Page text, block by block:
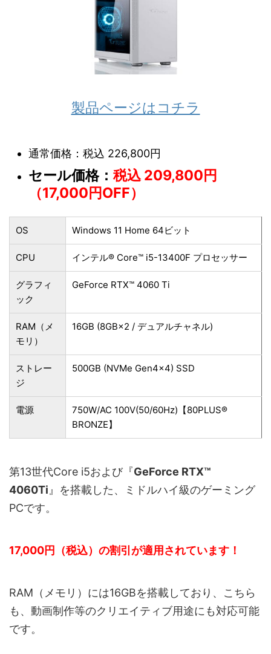
製品ページはコチラ
通常価格：税込 226,800円
セール価格： 税込 209,800円
（17,000円OFF）
OS Windows 11 Home 64ビット
CPU インテル® Core™ i5-13400F プロセッサー
グラフィ
ック
GeForce RTX™ 4060 Ti
RAM（メ
モリ）
16GB (8GB×2 / デュアルチャネル)
ストレー
ジ
500GB (NVMe Gen4×4) SSD
電源
750W/AC 100V(50/60Hz)【80PLUS®
BRONZE】
第13世代Core i5および『GeForce RTX™
4060Ti 』を搭載した、ミドルハイ級のゲーミング
PCです。
17,000円（税込）の割引が適用されています！
RAM（メモリ）には16GBを搭載しており、こちら
も、動画制作等のクリエイティブ用途にも対応可能
です。